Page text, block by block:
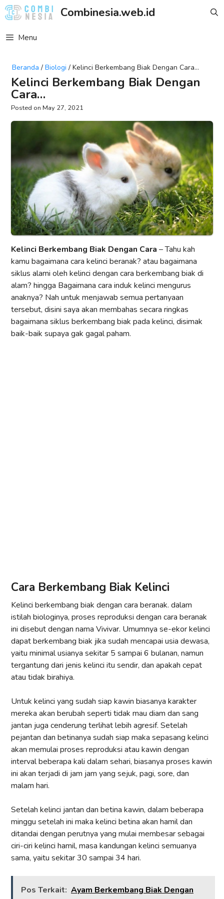
Skip
to
Combinesia.web.id
Menu
Beranda / Biologi / Kelinci Berkembang Biak Dengan Cara…
Kelinci Berkembang Biak Dengan
Cara…
May 27, 2021
Kelinci Berkembang Biak Dengan Cara – Tahu kah
kamu bagaimana cara kelinci beranak? atau bagaimana
siklus alami oleh kelinci dengan cara berkembang biak di
alam? hingga Bagaimana cara induk kelinci mengurus
anaknya? Nah untuk menjawab semua pertanyaan
tersebut, disini saya akan membahas secara ringkas
bagaimana siklus berkembang biak pada kelinci, disimak
baik-baik supaya gak gagal paham.
Cara Berkembang Biak Kelinci
Kelinci berkembang biak dengan cara beranak. dalam
istilah biologinya, proses reproduksi dengan cara beranak
ini disebut dengan nama Vivivar. Umumnya se-ekor kelinci
dapat berkembang biak jika sudah mencapai usia dewasa,
yaitu minimal usianya sekitar 5 sampai 6 bulanan, namun
tergantung dari jenis kelinci itu sendir, dan apakah cepat
atau tidak birahiya.
Untuk kelinci yang sudah siap kawin biasanya karakter
mereka akan berubah seperti tidak mau diam dan sang
jantan juga cenderung terlihat lebih agresif. Setelah
pejantan dan betinanya sudah siap maka sepasang kelinci
akan memulai proses reproduksi atau kawin dengan
interval beberapa kali dalam sehari, biasanya proses kawin
ini akan terjadi di jam jam yang sejuk, pagi, sore, dan
malam hari.
Setelah kelinci jantan dan betina kawin, dalam beberapa
minggu setelah ini maka kelinci betina akan hamil dan
ditandai dengan perutnya yang mulai membesar sebagai
ciri-ciri kelinci hamil, masa kandungan kelinci semuanya
sama, yaitu sekitar 30 sampai 34 hari.
Pos Terkait: Ayam Berkembang Biak Dengan